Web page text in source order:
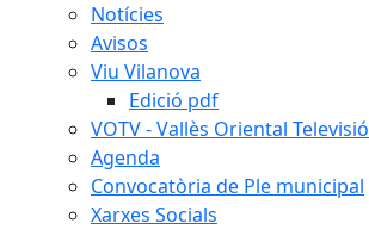
Notícies
Avisos
Viu Vilanova
Edició pdf
VOTV - Vallès Oriental Televisió
Agenda
Convocatòria de Ple municipal
Xarxes Socials